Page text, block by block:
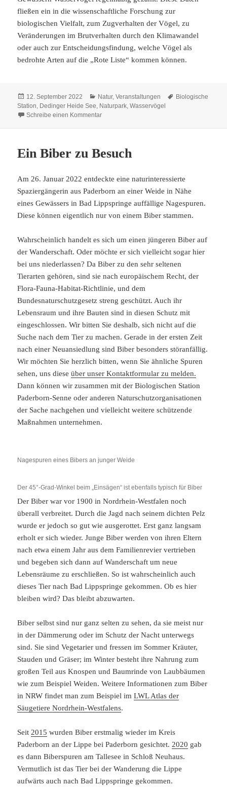
fließen ein in die wissenschaftliche Forschung zur
biologischen Vielfalt, zum Zugverhalten der Vögel, zu
Veränderungen im Brutverhalten durch den Klimawandel
oder auch zur Entscheidungsfindung, welche Vögel als
bedrohte Arten auf die „Rote Liste“ kommen können.
Veröffentlicht
am
12. September 2022 Kategorien
Natur,Veranstaltungen Schlagwörter
Biologische
Station Dedinger Heide See Naturpark ,Wasservögel
Schreibe einen Kommentarzu 17. September: Wasservogelzählung an
Ein Biber zu Besuch
Am 26. Januar 2022 entdeckte eine naturinteressierte
Spaziergängerin aus Paderborn an einer Weide in Nähe
eines Gewässers in Bad Lippspringe auffällige Nagespuren.
Diese können eigentlich nur von einem Biber stammen.
Wahrscheinlich handelt es sich um einen jüngeren Biber auf
der Wanderschaft. Oder möchte er sich vielleicht sogar hier
bei uns niederlassen? Da Biber zu den sehr seltenen
Tierarten gehören, sind sie nach europäischem Recht, der
Flora-Fauna-Habitat-Richtlinie, und dem
Bundesnaturschutzgesetz streng geschützt. Auch ihr
Lebensraum und ihre Bauten sind in diesen Schutz mit
eingeschlossen. Wir bitten Sie deshalb, sich nicht auf die
Suche nach dem Tier zu machen. Gerade in der ersten Zeit
nach einer Neuansiedlung sind Biber besonders störanfällig.
Wir möchten Sie herzlich bitten, wenn Sie ähnliche Spuren
sehen, uns dieseüber unser Kontaktformular zu melden.
Dann können wir zusammen mit der Biologischen Station
Paderborn-Senne oder anderen Naturschutzorganisationen
der Sache nachgehen und vielleicht weitere schützende
Maßnahmen unternehmen.
Nagespuren eines Bibers an junger Weide
Der 45°-Grad-Winkel beim „Einsägen“ ist ebenfalls typisch für Biber
Der Biber war vor 1900 in Nordrhein-Westfalen noch
überall verbreitet. Durch die Jagd nach seinem dichten Pelz
wurde er jedoch so gut wie ausgerottet. Erst ganz langsam
erholt er sich wieder. Junge Biber werden von ihren Eltern
nach etwa einem Jahr aus dem Familienrevier vertrieben
und begeben sich dann auf Wanderschaft um neue
Lebensräume zu erschließen. So ist wahrscheinlich auch
dieses Tier nach Bad Lippspringe gekommen. Ob es hier
bleiben wird? Das bleibt abzuwarten.
Biber selbst sind nur ganz selten zu sehen, da sie meist nur
in der Dämmerung oder im Schutz der Nacht unterwegs
sind. Sie sind Vegetarier und fressen im Sommer Kräuter,
Stauden und Gräser; im Winter besteht ihre Nahrung zum
großen Teil aus Knospen und Baumrinde von Laubbäumen
wie zum Beispiel Weiden. Weitere Informationen zum Biber
in NRW findet man zum Beispiel imLWL Atlas der
Säugetiere Nordrhein-Westfalens.
Seit2015 wurden Biber erstmalig wieder im Kreis
Paderborn an der Lippe bei Paderborn gesichtet.2020 gab
es dann Biberspuren am Tallesee in Schloß Neuhaus.
Vermutlich ist das Tier bei der Wanderung die Lippe
aufwärts auch nach Bad Lippspringe gekommen.